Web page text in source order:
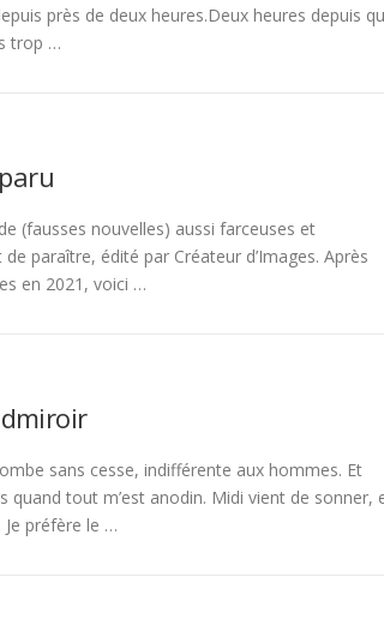
près de deux heures.Deux heures depuis
trop …
(fausses nouvelles) aussi farceuses et
paraître, édité par Créateur d’Images. Après
en 2021, voici …
sans cesse, indifférente aux hommes. Et
quand tout m’est anodin. Midi vient de sonner,
Je préfère le …